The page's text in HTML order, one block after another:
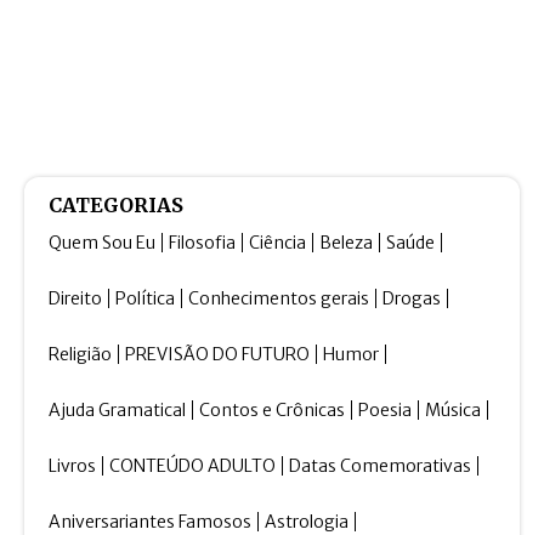
CATEGORIAS
Quem Sou Eu Filosofia Ciência Beleza Saúde
Direito Política Conhecimentos gerais Drogas
Religião PREVISÃO DO FUTURO Humor
Ajuda Gramatical Contos e Crônicas Poesia Música
Livros CONTEÚDO ADULTO Datas Comemorativas
Aniversariantes Famosos Astrologia